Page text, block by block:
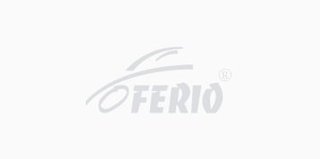
R